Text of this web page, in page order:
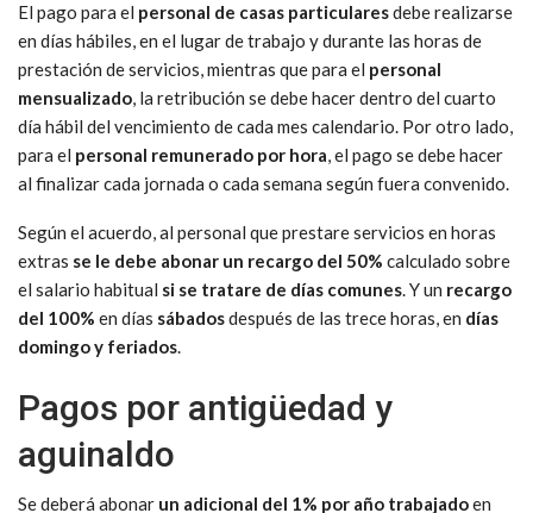
El pago para el personal de casas particularesdebe realizarse
en días hábiles, en el lugar de trabajo y durante las horas de
prestación de servicios, mientras que para el personal
mensualizado, la retribución se debe hacer dentro del cuarto
día hábil del vencimiento de cada mes calendario. Por otro lado,
para el personal remunerado por hora, el pago se debe hacer
al finalizar cada jornada o cada semana según fuera convenido.
Según el acuerdo, al personal que prestare servicios en horas
extras se le debe abonar un recargo del 50% calculado sobre
el salario habitual si se tratare de días comunes. Y un recargo
del 100% en días sábadosdespués de las trece horas, en días
domingo y feriados.
Pagos por antigüedad y
aguinaldo
Se deberá abonar un adicional del 1% por año trabajadoen